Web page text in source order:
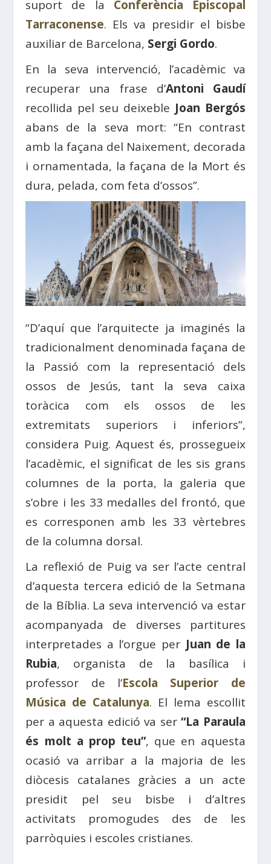
suport de la Conferència Episcopal
Tarraconense. Els va presidir el bisbe
auxiliar de Barcelona, ​​ Sergi Gordo.
En la seva intervenció, l’acadèmic va
recuperar una frase d’Antoni Gaudí
recollida pel seu deixeble Joan Bergós
abans de la seva mort: “En contrast
amb la façana del Naixement, decorada
i ornamentada, la façana de la Mort és
dura, pelada, com feta d’ossos”.
“D’aquí que l’arquitecte ja imaginés la
tradicionalment denominada façana de
la Passió com la representació dels
ossos de Jesús, tant la seva caixa
toràcica com els ossos de les
extremitats superiors i inferiors”,
considera Puig. Aquest és, prossegueix
l’acadèmic, el significat de les sis grans
columnes de la porta, la galeria que
s’obre i les 33 medalles del frontó, que
es corresponen amb les 33 vèrtebres
de la columna dorsal.
La reflexió de Puig va ser l’acte central
d’aquesta tercera edició de la Setmana
de la Bíblia. La seva intervenció va estar
acompanyada de diverses partitures
interpretades a l’orgue per Juan de la
Rubia, organista de la basílica i
professor de l’Escola Superior de
Música de Catalunya. El lema escollit
per a aquesta edició va ser“La Paraula
és molt a prop teu”, que en aquesta
ocasió va arribar a la majoria de les
diòcesis catalanes gràcies a un acte
presidit pel seu bisbe i d’altres
activitats promogudes des de les
parròquies i escoles cristianes.